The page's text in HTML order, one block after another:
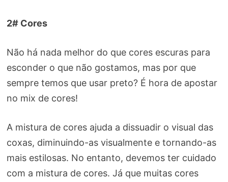
2# Cores
Não há nada melhor do que cores escuras para
esconder o que não gostamos, mas por que
sempre temos que usar preto? É hora de apostar
no mix de cores!
A mistura de cores ajuda a dissuadir o visual das
coxas, diminuindo-as visualmente e tornando-as
mais estilosas. No entanto, devemos ter cuidado
com a mistura de cores. Já que muitas cores